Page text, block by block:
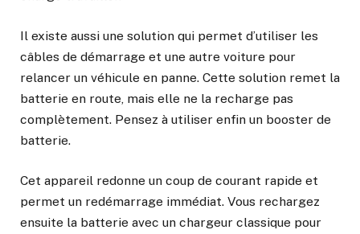
Il existe aussi une solution qui permet d’utiliser les
câbles de démarrage et une autre voiture pour
relancer un véhicule en panne. Cette solution remet la
batterie en route, mais elle ne la recharge pas
complètement. Pensez à utiliser enfin un booster de
batterie.
Cet appareil redonne un coup de courant rapide et
permet un redémarrage immédiat. Vous rechargez
ensuite la batterie avec un chargeur classique pour